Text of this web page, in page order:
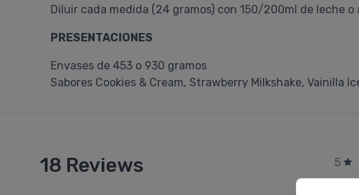
Diluir cada medida (24 gramos) con 150/200ml de leche o
PRESENTACIONES
Envases de 453 o 930 gramos
Sabores Cookies & Cream, Strawberry Milkshake, Vainilla
18 Reviews 5